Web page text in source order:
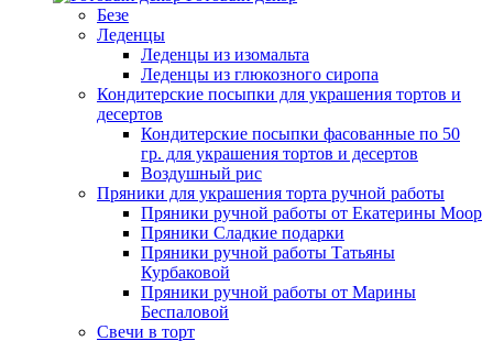
Безе
Леденцы
Леденцы из изомальта
Леденцы из глюкозного сиропа
Кондитерские посыпки для украшения тортов и
десертов
Кондитерские посыпки фасованные по 50
гр. для украшения тортов и десертов
Воздушный рис
Пряники для украшения торта ручной работы
Пряники ручной работы от Екатерины Моор
Пряники Сладкие подарки
Пряники ручной работы Татьяны
Курбаковой
Пряники ручной работы от Марины
Беспаловой
Свечи в торт